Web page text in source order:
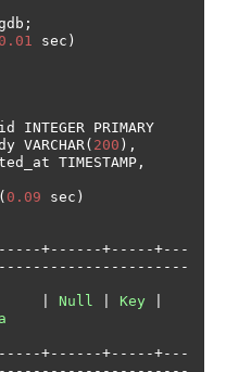
;
0.01 sec )
id INTEGER PRIMARY
VARCHAR( 200 ),
TIMESTAMP ,
( 0.09 sec )
+------+-----+---
Null Key
+------+-----+---